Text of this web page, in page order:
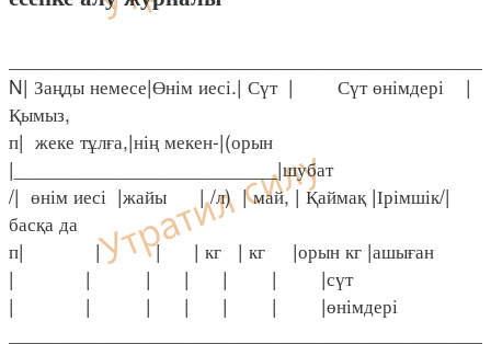
N| Заңды немесе|Өнім иесі.| Сүт | Сүт өнімдері |
Қымыз,
п| жеке тұлға,|нің мекен-|(орын
|________________________|шубат
/| өнім иесі |жайы | /л) | май, | Қаймақ |Ірімшік/|
басқа да
п| | | | кг | кг |орын кг |ашыған
| | | | | | |сүт
| | | | | | |өнімдері